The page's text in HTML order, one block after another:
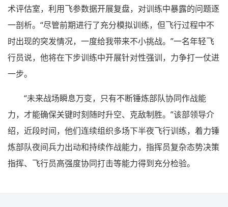
术评估室，利用飞参数据开展复盘，对训练中暴露的问题逐
一剖析。“尽管前期进行了充分模拟训练，但飞行过程中不
时出现的突发情况，一度给我带来不小挑战。”一名年轻飞
行员说，他将在下步训练中开展针对性强训，力争打一仗进
一步。
“未来战场瞬息万变，只有不断锤炼部队协同作战能
力，才能确保关键时刻随时升空、克敌制胜。”该部领导介
绍，近段时间，他们连续组织多场下半夜飞行训练，着力锤
炼部队夜间兵力出动和持续作战能力，指挥员复杂态势决策
指挥、飞行员高强度协同打击等能力得到充分检验。